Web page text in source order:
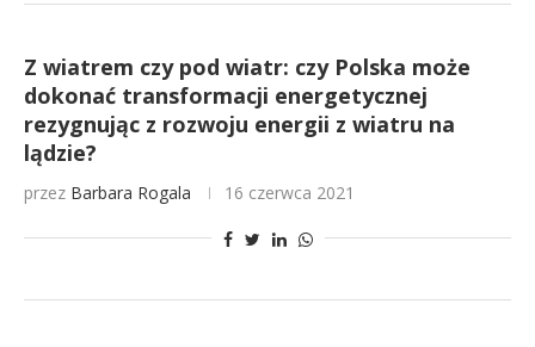
Z wiatrem czy pod wiatr: czy Polska może
dokonać transformacji energetycznej
rezygnując z rozwoju energii z wiatru na
lądzie?
przez Barbara Rogala 16 czerwca 2021